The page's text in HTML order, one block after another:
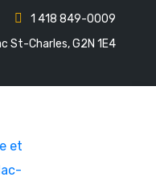
1 418 849-0009
St-Charles, G2N 1E4